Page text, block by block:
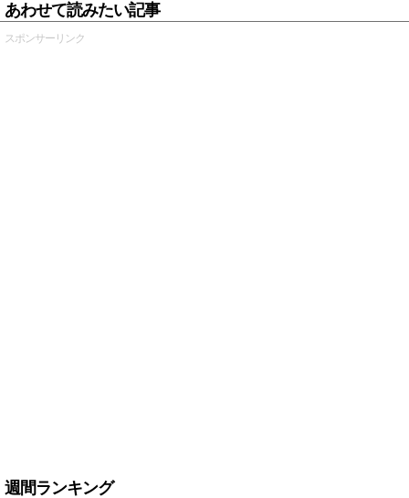
あわせて読みたい記事
スポンサーリンク
週間ランキング